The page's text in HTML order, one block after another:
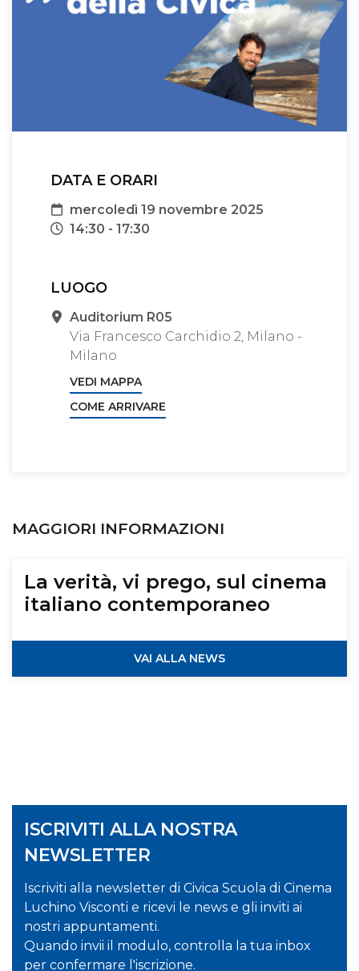
DATA E ORARI
Data
mercoledì 19 novembre 2025
Orari
14:30 - 17:30
LUOGO
Sede
Auditorium R05
Via Francesco Carchidio 2, Milano -
Milano
VEDI MAPPA
COME ARRIVARE
MAGGIORI INFORMAZIONI
La verità, vi prego, sul cinema
italiano contemporaneo
VAI ALLA NEWS
ISCRIVITI ALLA NOSTRA
NEWSLETTER
Iscriviti alla newsletter di Civica Scuola di Cinema
Luchino Visconti e ricevi le news e gli inviti ai
nostri appuntamenti.
Quando invii il modulo, controlla la tua inbox
per confermare l'iscrizione.